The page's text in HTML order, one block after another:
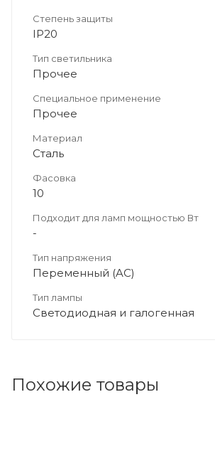
Степень защиты
IP20
Тип светильника
Прочее
Специальное применение
Прочее
Материал
Сталь
Фасовка
10
Подходит для ламп мощностью Вт
-
Тип напряжения
Переменный (AC)
Тип лампы
Светодиодная и галогенная
Похожие товары